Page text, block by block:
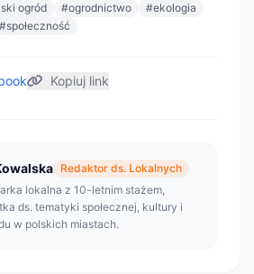
ogród #ogrodnictwo
#ekologia
#społeczność
Kopiuj link
Redaktor ds. Lokalnych
lokalna z 10-letnim stażem,
ds. tematyki społecznej, kultury i
w polskich miastach.